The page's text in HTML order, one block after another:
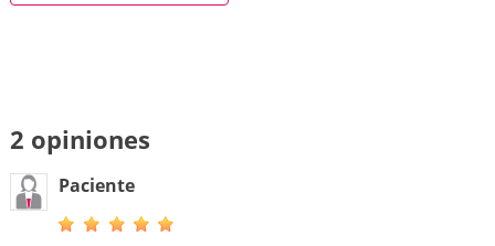
2 opiniones
Paciente